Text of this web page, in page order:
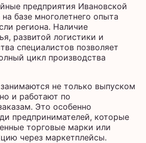
предприятия Ивановской
базе многолетнего опыта
региона. Наличие
развитой логистики и
специалистов позволяет
цикл производства
не только выпуском
и работают по
Это особенно
предпринимателей, которые
торговые марки или
через маркетплейсы.